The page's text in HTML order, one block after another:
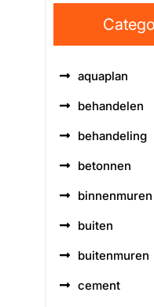
aquaplan
behandelen
behandeling
betonnen
binnenmuren
buiten
buitenmuren
cement